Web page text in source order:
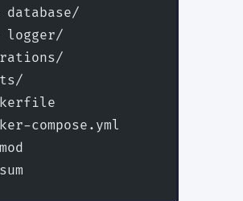
database/            # DB接続
logger/              # ログ設定
# DBマイグ
# 統合テス
compose.yml